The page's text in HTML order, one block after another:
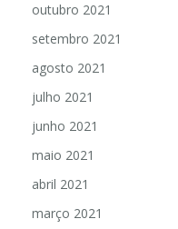
outubro 2021
setembro 2021
agosto 2021
julho 2021
junho 2021
maio 2021
abril 2021
março 2021